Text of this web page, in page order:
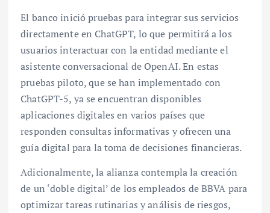
El banco inició pruebas para integrar sus servicios
directamente en ChatGPT, lo que permitirá a los
usuarios interactuar con la entidad mediante el
asistente conversacional de OpenAI. En estas
pruebas piloto, que se han implementado con
ChatGPT-5, ya se encuentran disponibles
aplicaciones digitales en varios países que
responden consultas informativas y ofrecen una
guía digital para la toma de decisiones financieras.
Adicionalmente, la alianza contempla la creación
de un ‘doble digital’ de los empleados de BBVA para
optimizar tareas rutinarias y análisis de riesgos,